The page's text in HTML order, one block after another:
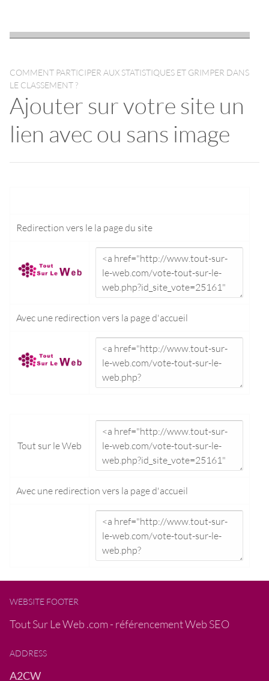
COMMENT PARTICIPER AUX STATISTIQUES ET GRIMPER DANS
LE CLASSEMENT ?
Ajouter sur votre site un
lien avec ou sans image
Redirection vers le la page du site
Avec une redirection vers la page d'accueil
Tout sur le Web
Avec une redirection vers la page d'accueil
WEBSITE FOOTER
Tout Sur Le Web .com - référencement Web SEO
ADDRESS
A2CW